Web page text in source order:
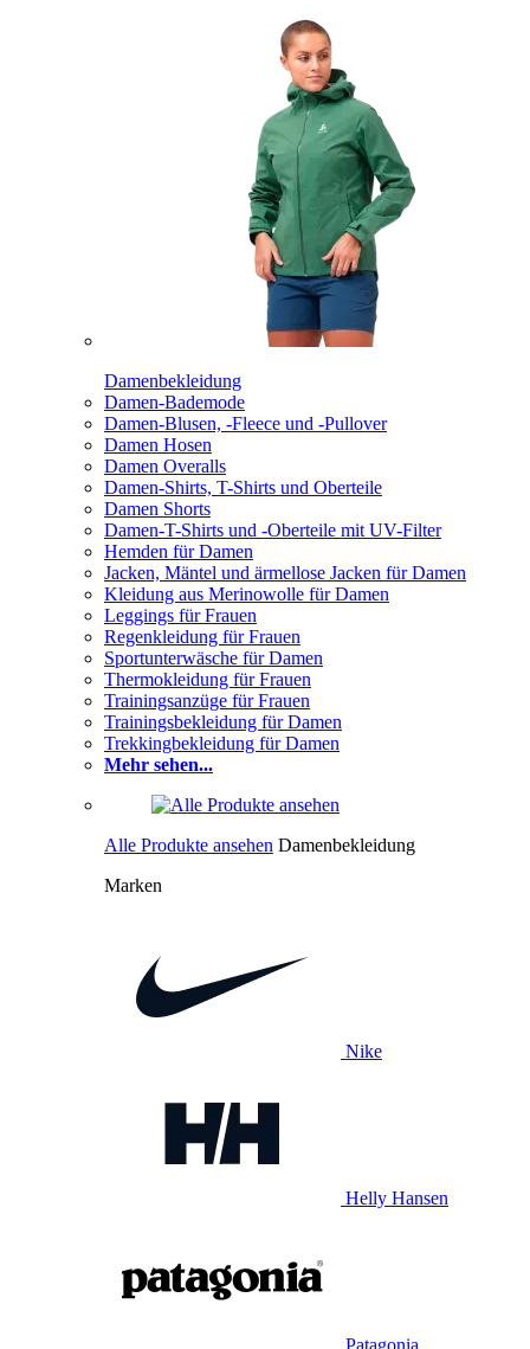
Damenbekleidung
Damen-Bademode
Damen-Blusen, -Fleece und -Pullover
Damen Hosen
Damen Overalls
Damen-Shirts, T-Shirts und Oberteile
Damen Shorts
Damen-T-Shirts und -Oberteile mit UV-Filter
Hemden für Damen
Jacken, Mäntel und ärmellose Jacken für Damen
Kleidung aus Merinowolle für Damen
Leggings für Frauen
Regenkleidung für Frauen
Sportunterwäsche für Damen
Thermokleidung für Frauen
Trainingsanzüge für Frauen
Trainingsbekleidung für Damen
Trekkingbekleidung für Damen
Mehr sehen...
Alle Produkte ansehen Damenbekleidung
Marken
Nike
Helly Hansen
Patagonia